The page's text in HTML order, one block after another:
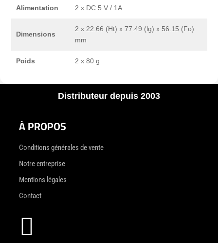
Alimentation 2 x DC 5 V / 1A
Dimensions
2 x 22.66 (Ht) x 77.49 (lg) x 56.15 (Fo)
mm
Poids 2 x 80 g
Distributeur depuis 2003
À PROPOS
Conditions générales de vente
Notre entreprise
Mentions légales
Contact
